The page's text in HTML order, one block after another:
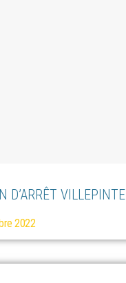
D’ARRÊT VILLEPINTE
2022